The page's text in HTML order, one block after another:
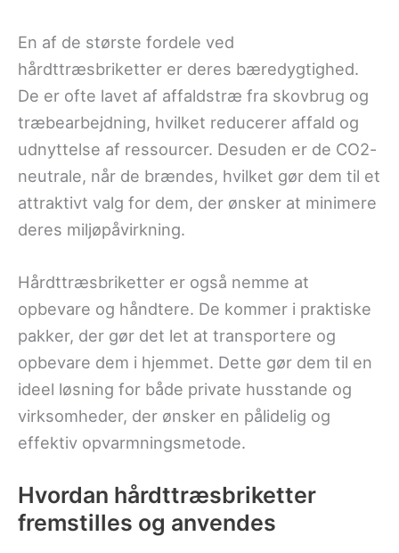
En af de største fordele ved
hårdttræsbriketter er deres bæredygtighed.
De er ofte lavet af affaldstræ fra skovbrug og
træbearbejdning, hvilket reducerer affald og
udnyttelse af ressourcer. Desuden er de CO2-
neutrale, når de brændes, hvilket gør dem til et
attraktivt valg for dem, der ønsker at minimere
deres miljøpåvirkning.
Hårdttræsbriketter er også nemme at
opbevare og håndtere. De kommer i praktiske
pakker, der gør det let at transportere og
opbevare dem i hjemmet. Dette gør dem til en
ideel løsning for både private husstande og
virksomheder, der ønsker en pålidelig og
effektiv opvarmningsmetode.
Hvordan hårdttræsbriketter
fremstilles og anvendes